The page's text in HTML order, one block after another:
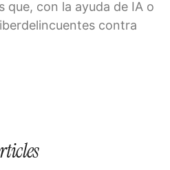
que, con la ayuda de IA o
contra